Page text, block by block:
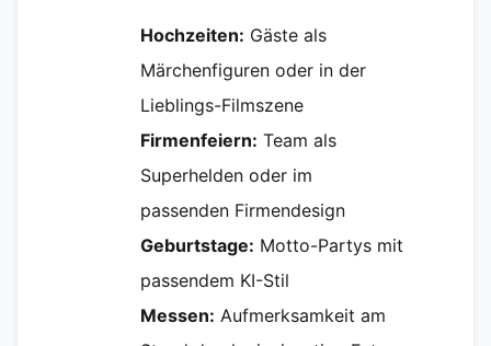
Hochzeiten: Gäste als
Märchenfiguren oder in der
Lieblings-Filmszene
Firmenfeiern: Team als
Superhelden oder im
passenden Firmendesign
Geburtstage: Motto-Partys mit
passendem KI-Stil
Messen: Aufmerksamkeit am